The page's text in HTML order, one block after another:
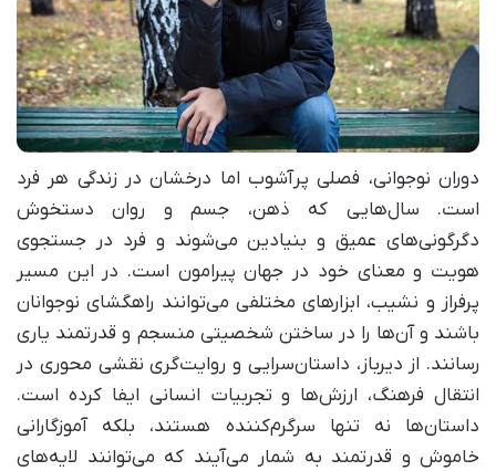
دوران نوجوانی، فصلی پرآشوب اما درخشان در زندگی هر فرد
است. سال‌هایی که ذهن، جسم و روان دستخوش
دگرگونی‌های عمیق و بنیادین می‌شوند و فرد در جستجوی
هویت و معنای خود در جهان پیرامون است. در این مسیر
پرفراز و نشیب، ابزارهای مختلفی می‌توانند راهگشای نوجوانان
باشند و آن‌ها را در ساختن شخصیتی منسجم و قدرتمند یاری
رسانند. از دیرباز، داستان‌سرایی و روایت‌گری نقشی محوری در
انتقال فرهنگ، ارزش‌ها و تجربیات انسانی ایفا کرده است.
داستان‌ها نه تنها سرگرم‌کننده هستند، بلکه آموزگارانی
خاموش و قدرتمند به شمار می‌آیند که می‌توانند لایه‌های